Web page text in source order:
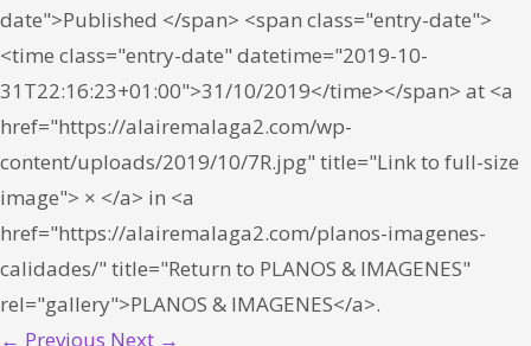
date">Published </span> <span class="entry-date">
<time class="entry-date" datetime="2019-10-
31T22:16:23+01:00">31/10/2019</time></span> at <a
href="https://alairemalaga2.com/wp-
content/uploads/2019/10/7R.jpg" title="Link to full-size
image"> × </a> in <a
href="https://alairemalaga2.com/planos-imagenes-
calidades/" title="Return to PLANOS & IMAGENES"
rel="gallery">PLANOS & IMAGENES</a>.
← Previous Next →